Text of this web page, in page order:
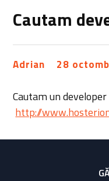
Cautam
Adrian 28
Cautam un
http://